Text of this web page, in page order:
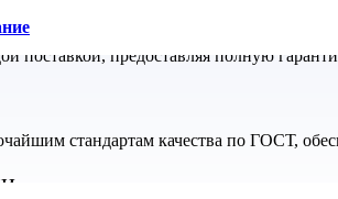
поставкой, предоставляя полную
стандартам качества по ГОСТ,